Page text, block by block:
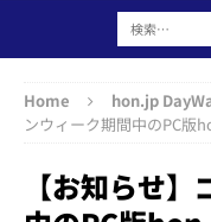
Home hon.jp
ンウィーク期間中のPC版
【お知らせ